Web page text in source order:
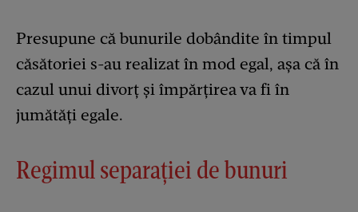
Presupune că bunurile dobândite în timpul
căsătoriei s-au realizat în mod egal, așa că în
cazul unui divorț și împărțirea va fi în
jumătăți egale.
Regimul separației de bunuri